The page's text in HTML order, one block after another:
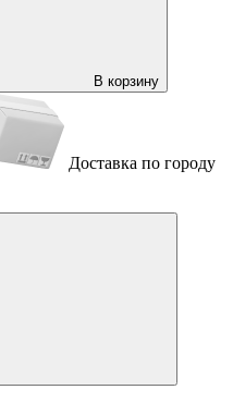
В корзину
Доставка по городу